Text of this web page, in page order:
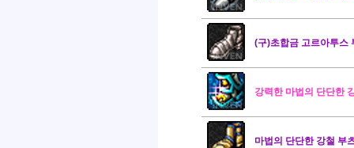
(구)초합금 고르아투스
강력한 마법의 단단한
마법의 단단한 강철 부